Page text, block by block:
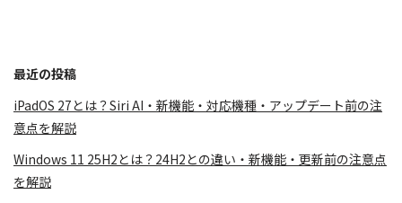
最近の投稿
iPadOS 27とは？Siri AI・新機能・対応機種・アップデート前の注
意点を解説
Windows 11 25H2とは？24H2との違い・新機能・更新前の注意点
を解説